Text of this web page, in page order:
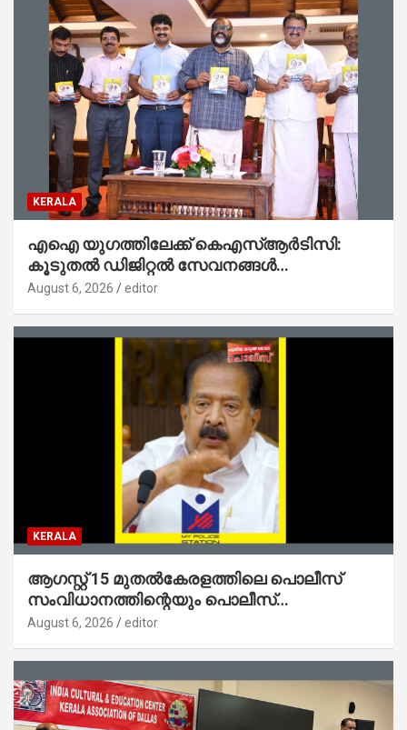
KERALA
എഐ യുഗത്തിലേക്ക് കെഎസ്ആർടിസി:
കൂടുതൽ ഡിജിറ്റൽ സേവനങ്ങൾ
ജനങ്ങളിലേക്കെത്തിക്കും – മന്ത്രി സി പി
August 6, 2026 editor
KERALA
ആഗസ്റ്റ് 15 മുതല്‍കേരളത്തിലെ പൊലീസ്
സംവിധാനത്തിന്റെയും പൊലീസ്
സ്റ്റേഷനുകളുടെയും മുഖഛായ മാറുകയാണ് :
August 6, 2026 editor